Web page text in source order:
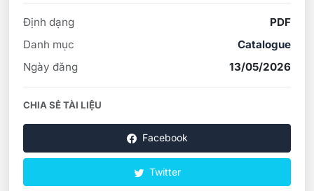
Định dạng
PDF
Danh mục
Catalogue
Ngày đăng
13/05/2026
CHIA SẺ TÀI LIỆU
Facebook
Twitter